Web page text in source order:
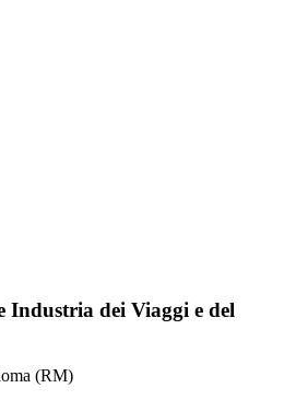
Industria dei Viaggi e del
(RM)